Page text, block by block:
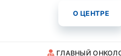
О ЦЕНТРЕ
ГЛАВНЫЙ